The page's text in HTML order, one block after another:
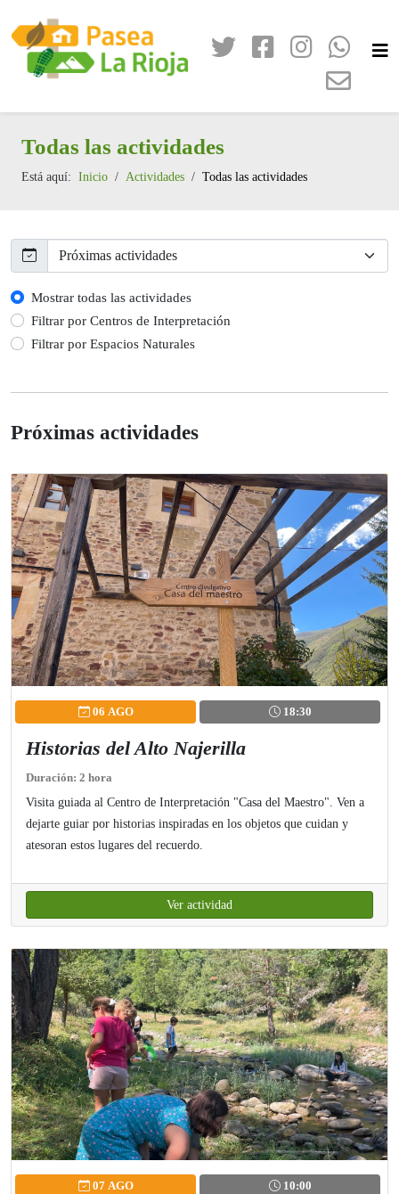
Todas las actividades
Está aquí: Inicio Actividades Todas las actividades
Mostrar todas las actividades
Filtrar por Centros de Interpretación
Filtrar por Espacios Naturales
Próximas actividades
06 AGO 18:30
Historias del Alto Najerilla
Duración: 2 hora
Visita guiada al Centro de Interpretación "Casa del Maestro". Ven a
dejarte guiar por historias inspiradas en los objetos que cuidan y
atesoran estos lugares del recuerdo.
Ver actividad
07 AGO 10:00